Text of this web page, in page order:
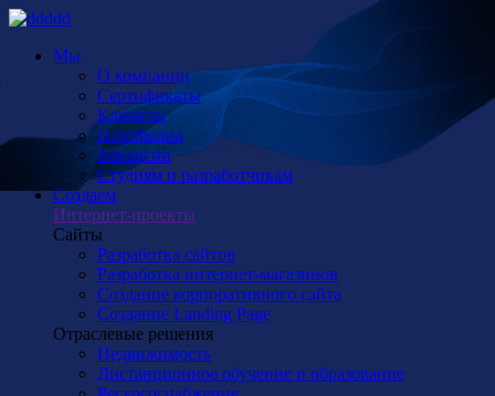
Мы
О компании
Сертификаты
Клиенты
Портфолио
Вакансии
Студиям и разработчикам
Создаем
Интернет-проекты
Сайты
Разработка сайтов
Разработка интернет-магазинов
Создание корпоративного сайта
Создание Landing Page
Отраслевые решения
Недвижимость
Дистанционное обучение и образование